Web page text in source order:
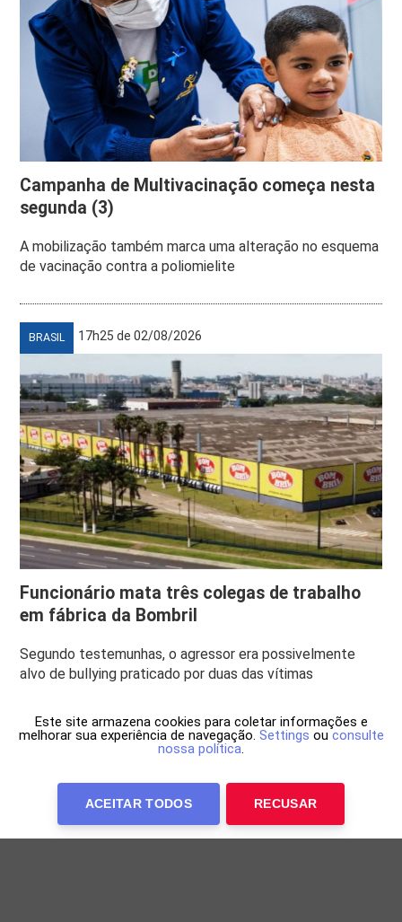
Campanha de Multivacinação começa nesta
segunda (3)
A mobilização também marca uma alteração no esquema
de vacinação contra a poliomielite
BRASIL 17h25 de 02/08/2026
Funcionário mata três colegas de trabalho
em fábrica da Bombril
Segundo testemunhas, o agressor era possivelmente
alvo de bullying praticado por duas das vítimas
Este site armazena cookies para coletar informações e
melhorar sua experiência de navegação. Settings ou consulte
nossa política.
ACEITAR TODOS RECUSAR